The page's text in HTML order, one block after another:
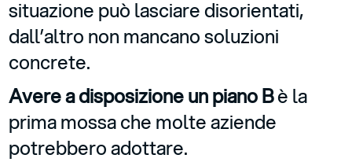
situazione può lasciare disorientati,
dall’altro non mancano soluzioni
concrete.
Avere a disposizione un piano Bè la
prima mossa che molte aziende
potrebbero adottare.